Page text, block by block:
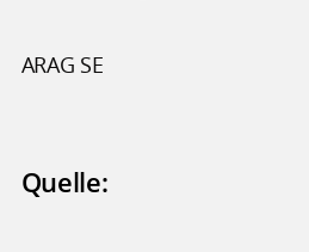
ARAG SE
Quelle: